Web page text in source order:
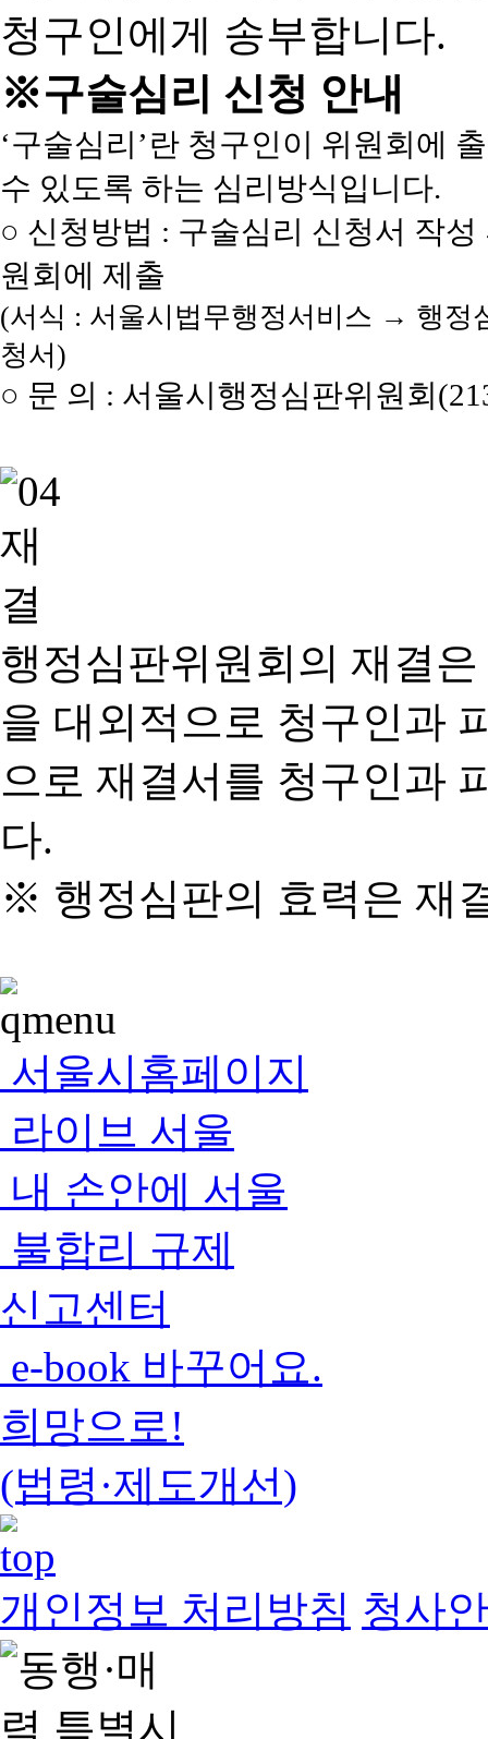
청구인에게 송부합니다.
※구술심리 신청 안내
‘구술심리’란 청구인이 위원회에
수 있도록 하는 심리방식입니다.
○ 신청방법 : 구술심리 신청서 작
원회에 제출
(서식 : 서울시법무행정서비스 → 행
청서)
○ 문 의 : 서울시행정심판위원회
행정심판위원회의 재결
을 대외적으로 청구인과
으로 재결서를 청구인과
다.
※ 행정심판의 효력은 재
서울시홈페이지
라이브 서울
내 손안에 서울
불합리 규제
신고센터
e-book 바꾸어요.
희망으로!
(법령·제도개선)
개인정보 처리방침 청사